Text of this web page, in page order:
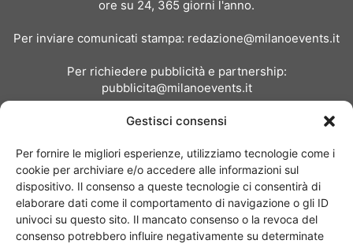
Gestisci consensi
Per fornire le migliori esperienze, utilizziamo tecnologie come i
cookie per archiviare e/o accedere alle informazioni sul
dispositivo. Il consenso a queste tecnologie ci consentirà di
elaborare dati come il comportamento di navigazione o gli ID
univoci su questo sito. Il mancato consenso o la revoca del
consenso potrebbero influire negativamente su determinate
ore su 24, 365 giorni l'anno.
Per inviare comunicati stampa: redazione@milanoevents.it
Per richiedere pubblicità e partnership:
pubblicita@milanoevents.it